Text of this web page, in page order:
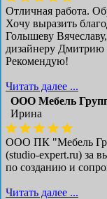
Отличная работа.
Хочу выразить
Голышеву
дизайнеру Дмитрию
Рекомендую!
Читать далее ...
ООО Мебель
Ирина
ООО ПК "Мебель
(studio-expert.ru) за
по созданию и
Читать далее ...